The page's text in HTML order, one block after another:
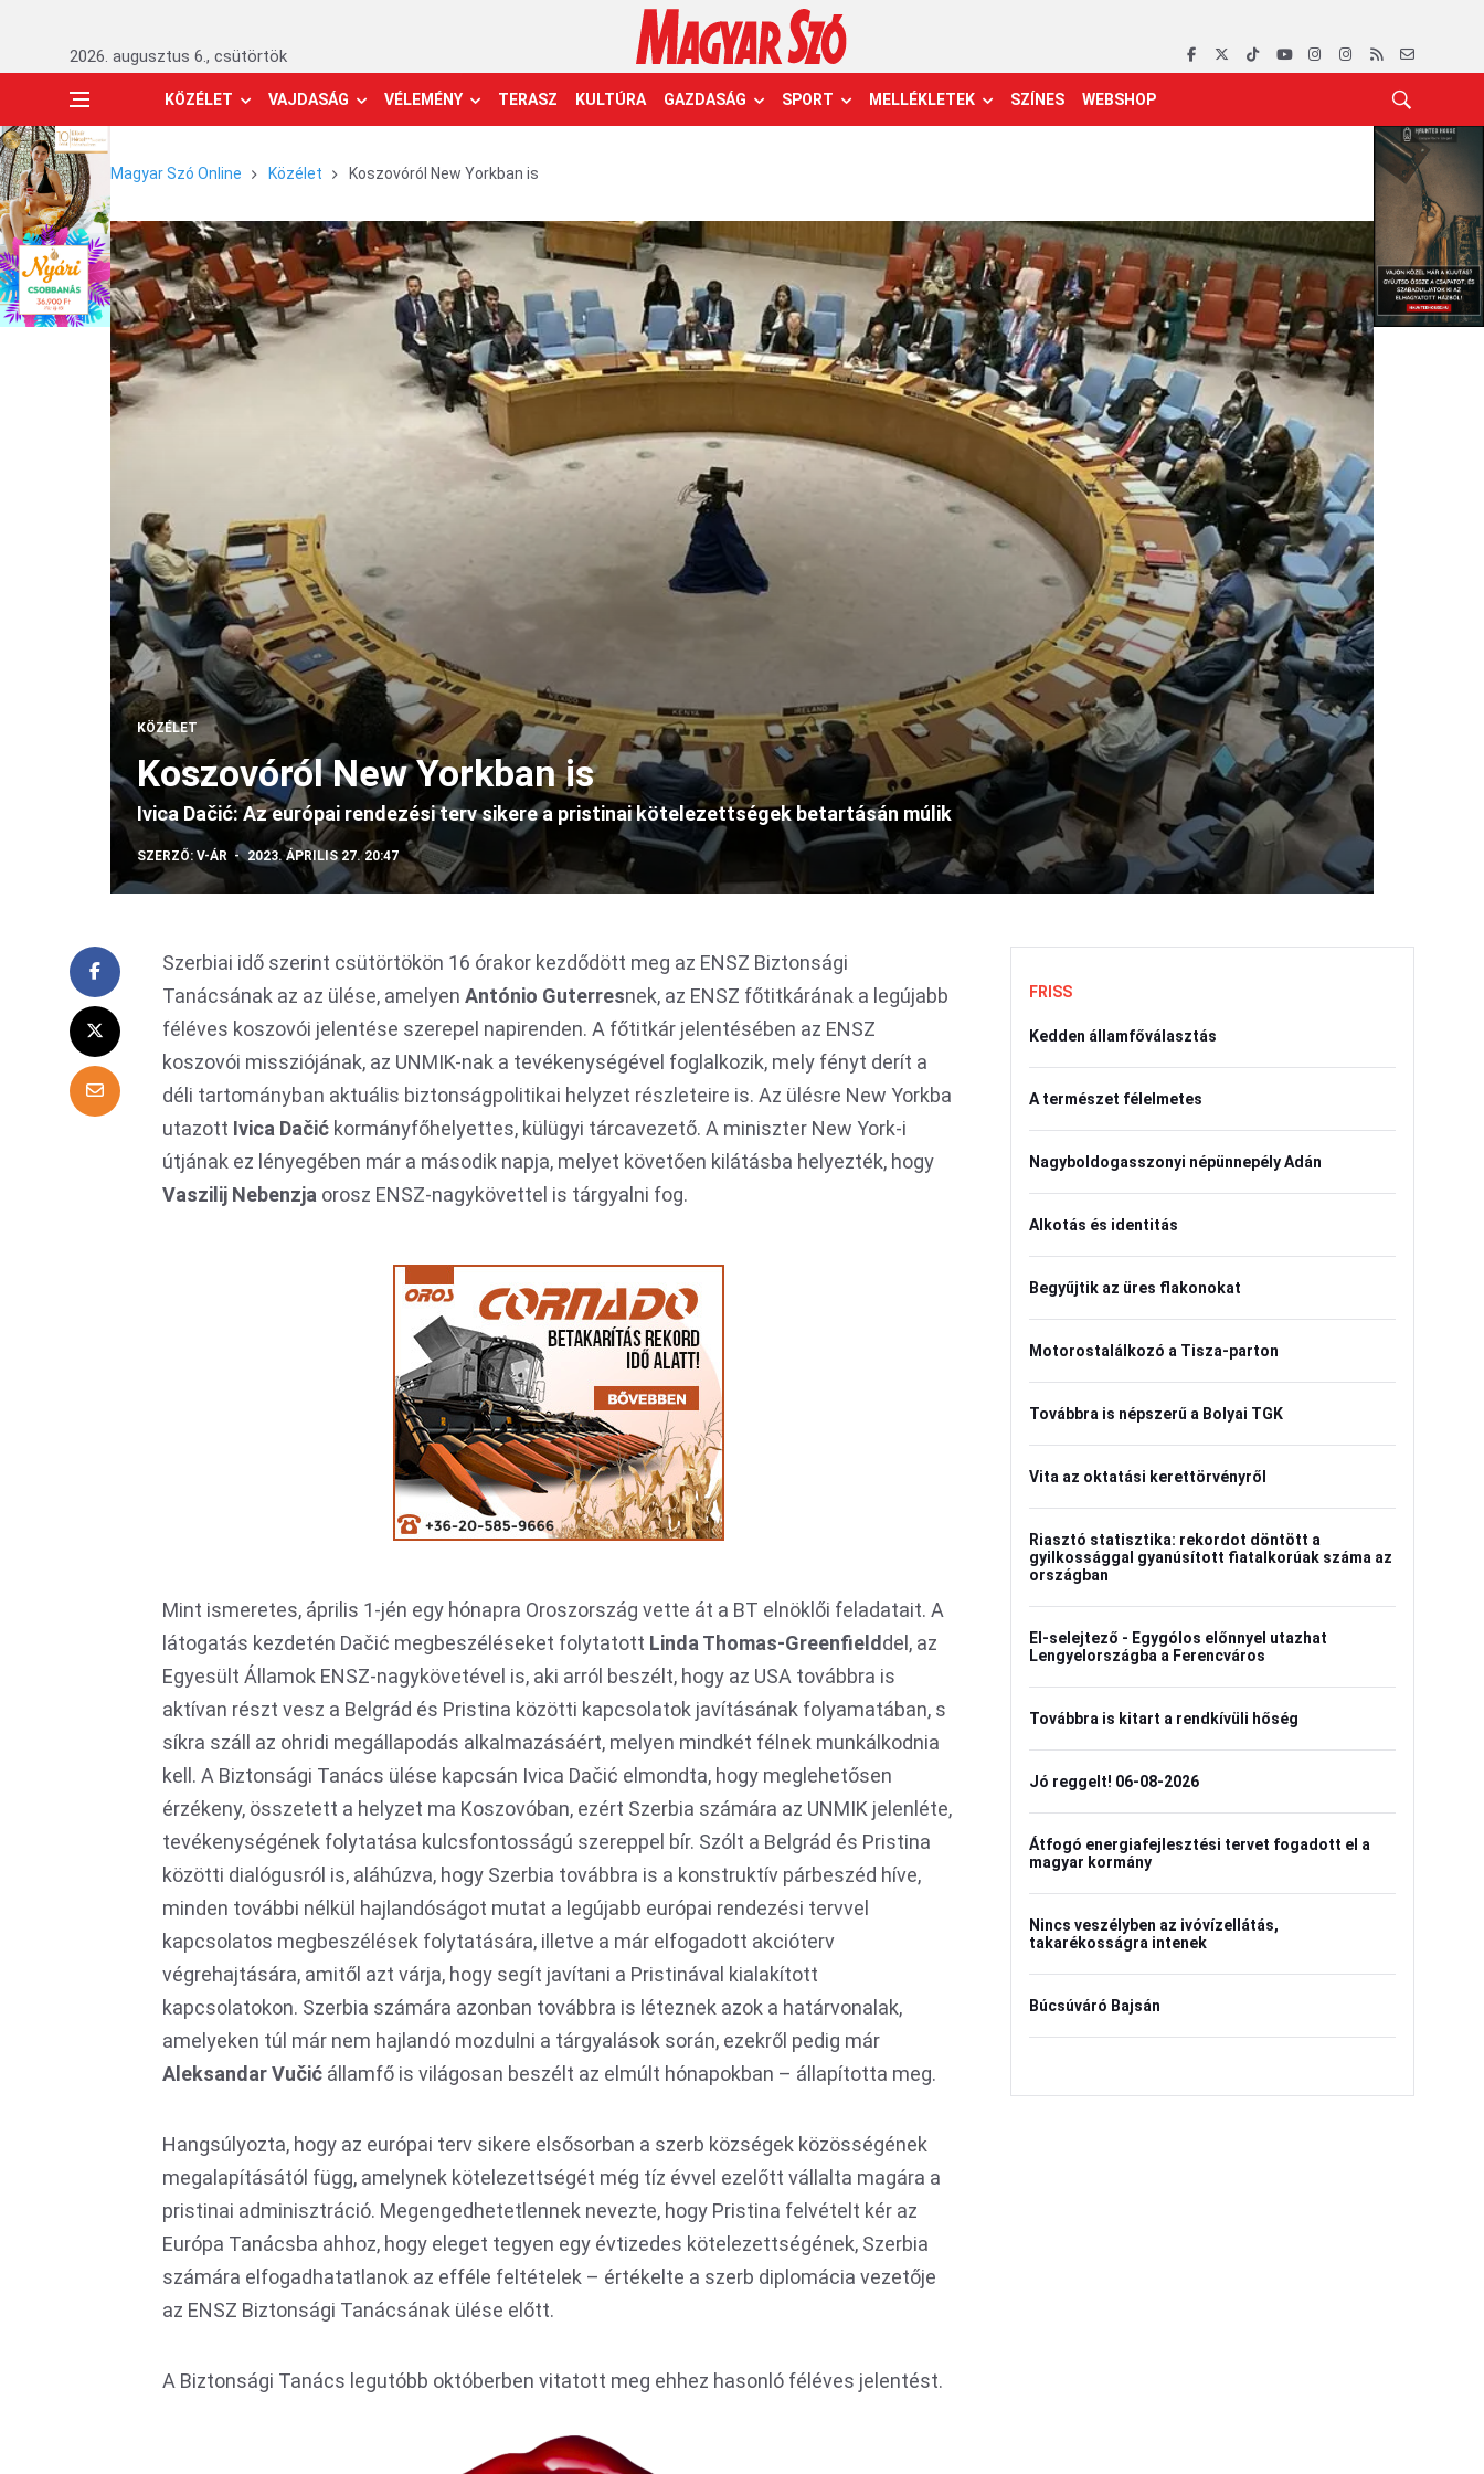
2026. augusztus 6., csütörtök
KÖZÉLET VAJDASÁG VÉLEMÉNY TERASZ KULTÚRA GAZDASÁG SPORT MELLÉKLETEK SZÍNES WEBSHOP
Magyar Szó Online Közélet Koszovóról New Yorkban is
KÖZÉLET
Koszovóról New Yorkban is
Ivica Dačić: Az európai rendezési terv sikere a pristinai kötelezettségek betartásán múlik
SZERZŐ: V-ÁR 2023. ÁPRILIS 27. 20:47
Szerbiai idő szerint csütörtökön 16 órakor kezdődött meg az ENSZ Biztonsági
Tanácsának az az ülése, amelyen António Guterresnek, az ENSZ főtitkárának a legújabb
féléves koszovói jelentése szerepel napirenden. A főtitkár jelentésében az ENSZ
koszovói missziójának, az UNMIK-nak a tevékenységével foglalkozik, mely fényt derít a
déli tartományban aktuális biztonságpolitikai helyzet részleteire is. Az ülésre New Yorkba
utazott Ivica Dačić kormányfőhelyettes, külügyi tárcavezető. A miniszter New York-i
útjának ez lényegében már a második napja, melyet követően kilátásba helyezték, hogy
Vaszilij Nebenzja orosz ENSZ-nagykövettel is tárgyalni fog.
Mint ismeretes, április 1-jén egy hónapra Oroszország vette át a BT elnöklői feladatait. A
látogatás kezdetén Dačić megbeszéléseket folytatott Linda Thomas-Greenfield del, az
Egyesült Államok ENSZ-nagykövetével is, aki arról beszélt, hogy az USA továbbra is
aktívan részt vesz a Belgrád és Pristina közötti kapcsolatok javításának folyamatában, s
síkra száll az ohridi megállapodás alkalmazásáért, melyen mindkét félnek munkálkodnia
kell. A Biztonsági Tanács ülése kapcsán Ivica Dačić elmondta, hogy meglehetősen
érzékeny, összetett a helyzet ma Koszovóban, ezért Szerbia számára az UNMIK jelenléte,
tevékenységének folytatása kulcsfontosságú szereppel bír. Szólt a Belgrád és Pristina
közötti dialógusról is, aláhúzva, hogy Szerbia továbbra is a konstruktív párbeszéd híve,
minden további nélkül hajlandóságot mutat a legújabb európai rendezési tervvel
kapcsolatos megbeszélések folytatására, illetve a már elfogadott akcióterv
végrehajtására, amitől azt várja, hogy segít javítani a Pristinával kialakított
kapcsolatokon. Szerbia számára azonban továbbra is léteznek azok a határvonalak,
amelyeken túl már nem hajlandó mozdulni a tárgyalások során, ezekről pedig már
Aleksandar Vučić államfő is világosan beszélt az elmúlt hónapokban – állapította meg.
Hangsúlyozta, hogy az európai terv sikere elsősorban a szerb községek közösségének
megalapításától függ, amelynek kötelezettségét még tíz évvel ezelőtt vállalta magára a
pristinai adminisztráció. Megengedhetetlennek nevezte, hogy Pristina felvételt kér az
Európa Tanácsba ahhoz, hogy eleget tegyen egy évtizedes kötelezettségének, Szerbia
számára elfogadhatatlanok az efféle feltételek – értékelte a szerb diplomácia vezetője
az ENSZ Biztonsági Tanácsának ülése előtt.
A Biztonsági Tanács legutóbb októberben vitatott meg ehhez hasonló féléves jelentést.
FRISS
Kedden államfőválasztás
A természet félelmetes
Nagyboldogasszonyi népünnepély Adán
Alkotás és identitás
Begyűjtik az üres flakonokat
Motorostalálkozó a Tisza-parton
Továbbra is népszerű a Bolyai TGK
Vita az oktatási kerettörvényről
Riasztó statisztika: rekordot döntött a
gyilkossággal gyanúsított fiatalkorúak száma az
országban
El-selejtező - Egygólos előnnyel utazhat
Lengyelországba a Ferencváros
Továbbra is kitart a rendkívüli hőség
Jó reggelt! 06-08-2026
Átfogó energiafejlesztési tervet fogadott el a
magyar kormány
Nincs veszélyben az ivóvízellátás,
takarékosságra intenek
Búcsúváró Bajsán